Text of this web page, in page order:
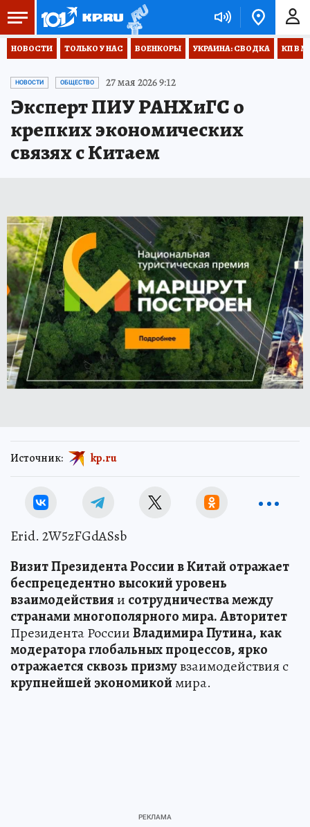
НОВОСТИ ТОЛЬКО У НАС ВОЕНКОРЫ УКРАИНА: СВОДКА КП В
НОВОСТИ ОБЩЕСТВО 27 мая 2026 9:12
Эксперт ПИУ РАНХиГС о
крепких экономических
связях с Китаем
Источник: kp.ru
Erid. 2W5zFGdASsb
ВизитПрезидентаРоссиивКитай отражает
беспрецедентновысокийуровень
взаимодействияи сотрудничествамежду
странамимногополярногомира.Авторитет
Президента РоссииВладимираПутина,как
модератораглобальныхпроцессов,ярко
отражается сквозьпризмувзаимодействия с
крупнейшей экономикоймира.